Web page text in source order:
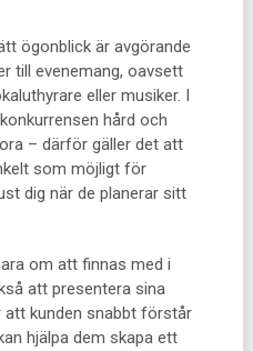
ögonblick är avgörande
till evenemang, oavsett
eller musiker. I
hård och
– därför gäller det att
som möjligt för
dig när de planerar sitt
om att finnas med i
att presentera sina
kunden snabbt förstår
hjälpa dem skapa ett